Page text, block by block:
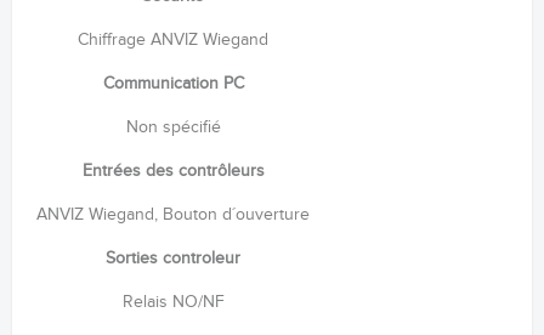
Chiffrage ANVIZ Wiegand
Communication PC
Non spécifié
Entrées des contrôleurs
ANVIZ Wiegand, Bouton d´ouverture
Sorties controleur
Relais NO/NF